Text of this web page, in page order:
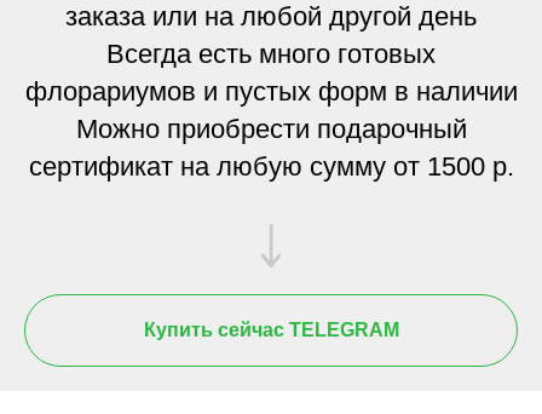
заказа или на любой другой день
Всегда есть много готовых
флорариумов и пустых форм в наличии
Можно приобрести подарочный
сертификат на любую сумму от 1500 р.
Купить сейчас TELEGRAM